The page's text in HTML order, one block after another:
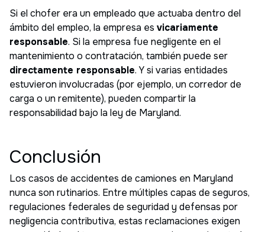
Si el chofer era un empleado que actuaba dentro del
ámbito del empleo, la empresa es vicariamente
responsable. Si la empresa fue negligente en el
mantenimiento o contratación, también puede ser
directamente responsable. Y si varias entidades
estuvieron involucradas (por ejemplo, un corredor de
carga o un remitente), pueden compartir la
responsabilidad bajo la ley de Maryland.
Conclusión
Los casos de accidentes de camiones en Maryland
nunca son rutinarios. Entre múltiples capas de seguros,
regulaciones federales de seguridad y defensas por
negligencia contributiva, estas reclamaciones exigen